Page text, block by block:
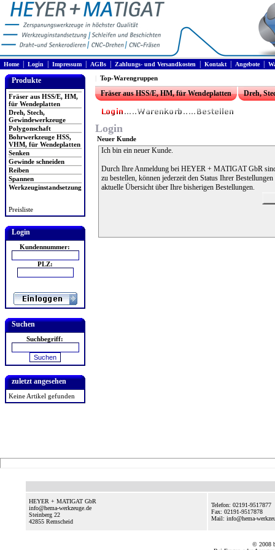
Home| Login Impressum AGBs Zahlungs- und Versandkosten Kontakt| Angebote|
Produkte
Fräser aus HSS/E, HM,
für Wendeplatten
Dreh, Stech,
Gewindewerkzeuge
Polygonschaft
Bohrwerkzeuge HSS,
VHM, für Wendeplatten
Senken
Gewinde schneiden
Reiben
Spannen
Werkzeuginstandsetzung
Preisliste
Login
Kundennummer:
PLZ:
Suchen
Suchbegriff:
zuletzt angesehen
Keine Artikel gefunden
Top-Warengruppen
Fräser aus HSS/E, HM, für Wendeplatten Dreh,
Login
Neuer Kunde
Ich bin ein neuer Kunde.
Durch Ihre Anmeldung bei HEYER + MATIGAT GbR
zu bestellen, können jederzeit den Status Ihrer
aktuelle Übersicht über Ihre bisherigen Bestellungen.
HEYER + MATIGAT GbR
info@hema-werkzeuge.de
Steinberg 22
42855 Remscheid
Telefon: 02191-9517877
Fax: 02191-9517878
Mail: info@hema-
© 2008